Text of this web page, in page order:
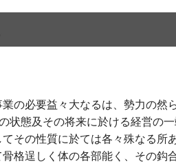
の必要益々大なるは、勢力の
状態及その将来に於ける経営の
その性質に於ては各々殊なる所
格逞しく体の各部能く、その鈎